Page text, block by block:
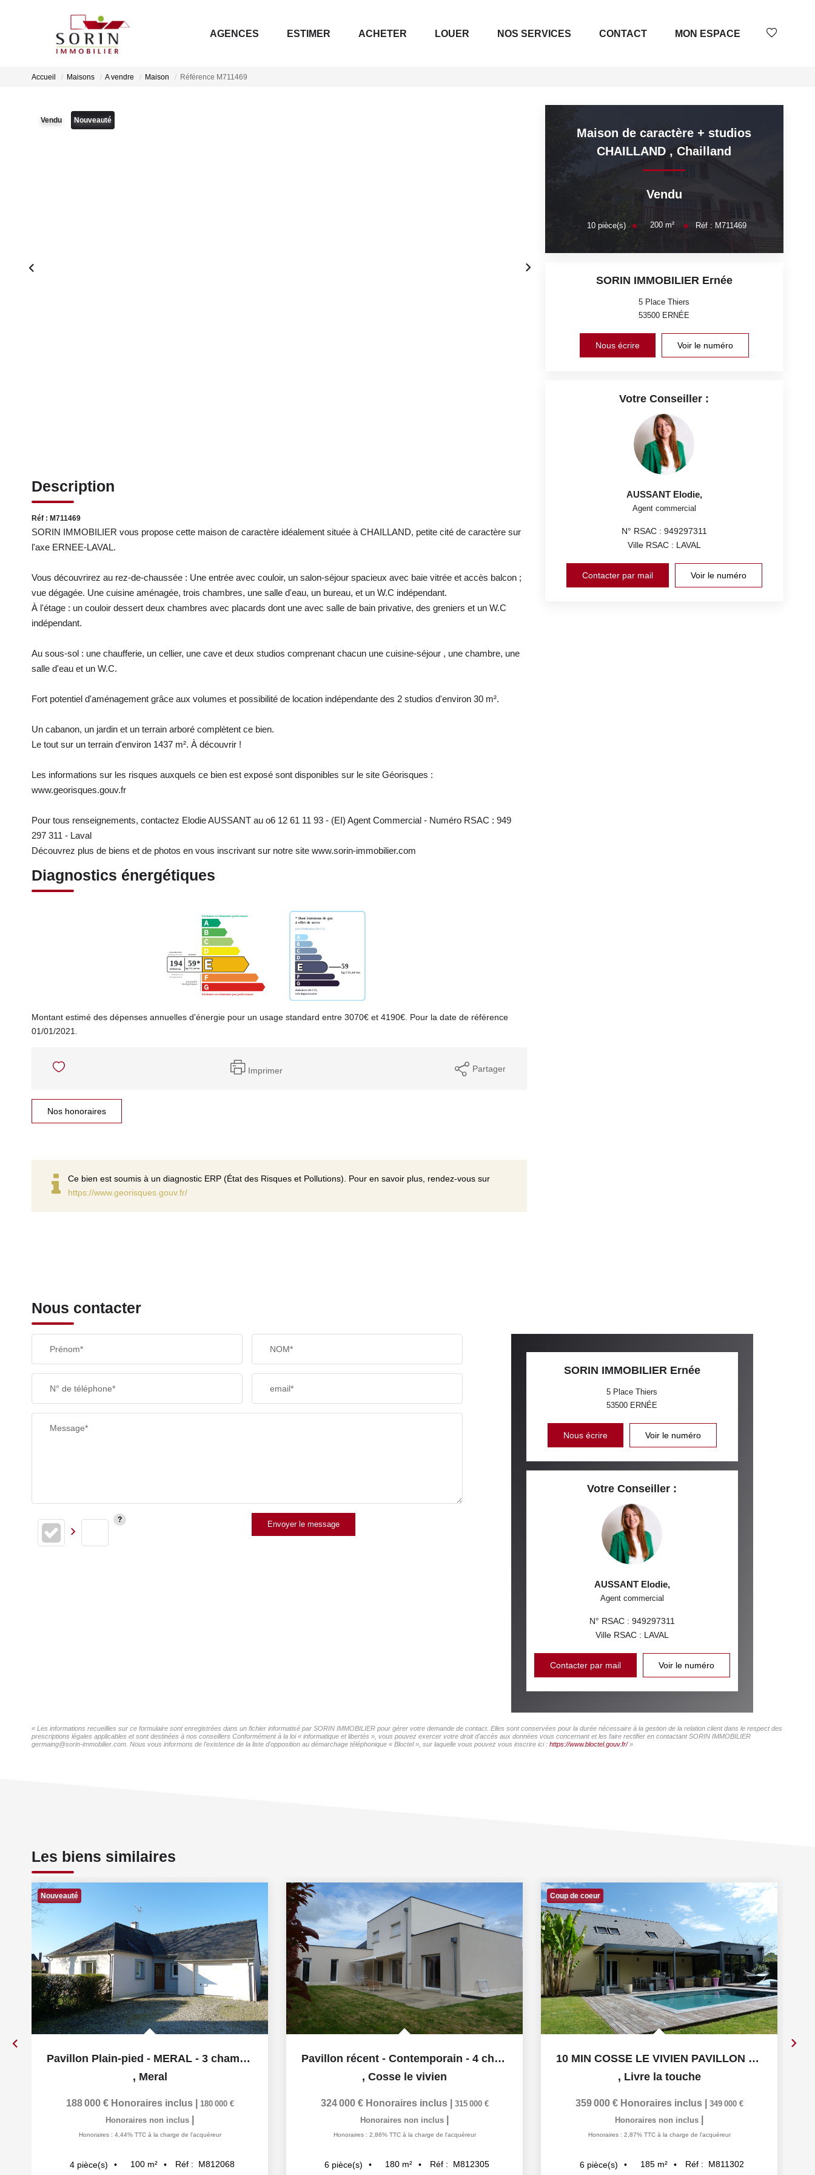
AGENCES ESTIMER ACHETER LOUER NOS SERVICES CONTACT MON ESPACE
Accueil Maisons A vendre Maison Référence M711469
Vendu Nouveauté
Description
Réf : M711469
SORIN IMMOBILIER vous propose cette maison de caractère idéalement située à CHAILLAND, petite cité de caractère sur
l'axe ERNEE-LAVAL.
Vous découvrirez au rez-de-chaussée : Une entrée avec couloir, un salon-séjour spacieux avec baie vitrée et accès balcon ;
vue dégagée. Une cuisine aménagée, trois chambres, une salle d'eau, un bureau, et un W.C indépendant.
À l'étage : un couloir dessert deux chambres avec placards dont une avec salle de bain privative, des greniers et un W.C
indépendant.
Au sous-sol : une chaufferie, un cellier, une cave et deux studios comprenant chacun une cuisine-séjour , une chambre, une
salle d'eau et un W.C.
Fort potentiel d'aménagement grâce aux volumes et possibilité de location indépendante des 2 studios d'environ 30 m².
Un cabanon, un jardin et un terrain arboré complètent ce bien.
Le tout sur un terrain d'environ 1437 m². À découvrir !
Les informations sur les risques auxquels ce bien est exposé sont disponibles sur le site Géorisques :
www.georisques.gouv.fr
Pour tous renseignements, contactez Elodie AUSSANT au o6 12 61 11 93 - (EI) Agent Commercial - Numéro RSAC : 949
297 311 - Laval
Découvrez plus de biens et de photos en vous inscrivant sur notre site www.sorin-immobilier.com
Diagnostics énergétiques
Montant estimé des dépenses annuelles d'énergie pour un usage standard entre 3070€ et 4190€. Pour la date de référence
01/01/2021.
Imprimer Partager
Nos honoraires
Ce bien est soumis à un diagnostic ERP (État des Risques et Pollutions). Pour en savoir plus, rendez-vous sur
https://www.georisques.gouv.fr/
Maison de caractère + studios
CHAILLAND ,Chailland
Vendu
10 pièce(s) 200 m² Réf : M711469
SORIN IMMOBILIER Ernée
5 Place Thiers
53500 ERNÉE
Nous écrire Voir le numéro
Votre Conseiller :
AUSSANT Elodie,
Agent commercial
N° RSAC : 949297311
Ville RSAC : LAVAL
Contacter par mail Voir le numéro
Nous contacter
Prénom* NOM*
N° de téléphone* email*
Message*
Envoyer le message
SORIN IMMOBILIER Ernée
5 Place Thiers
53500 ERNÉE
Nous écrire Voir le numéro
Votre Conseiller :
AUSSANT Elodie,
Agent commercial
N° RSAC : 949297311
Ville RSAC : LAVAL
Contacter par mail Voir le numéro
« Les informations recueillies sur ce formulaire sont enregistrées dans un fichier informatisé par SORIN IMMOBILIER pour gérer votre demande de contact. Elles sont conservées pour la durée nécessaire à la gestion de la relation client dans le respect des
prescriptions légales applicables et sont destinées à nos conseillers Conformément à la loi « informatique et libertés », vous pouvez exercer votre droit d'accès aux données vous concernant et les faire rectifier en contactant SORIN IMMOBILIER
germaing@sorin-immobilier.com. Nous vous informons de l'existence de la liste d'opposition au démarchage téléphonique « Bloctel », sur laquelle vous pouvez vous inscrire ici : https://www.bloctel.gouv.fr/»
Les biens similaires
Nouveauté
Pavillon Plain-pied - MERAL - 3 chambres
, Meral
188 000 € Honoraires inclus
180 000 €
Honoraires non inclus
Honoraires : 4,44% TTC à la charge de l'acquéreur
4 pièce(s) 100 m² Réf : M812068
Pavillon récent - Contemporain - 4 chambres
, Cosse le vivien
324 000 € Honoraires inclus
315 000 €
Honoraires non inclus
Honoraires : 2,86% TTC à la charge de l'acquéreur
6 pièce(s) 180 m² Réf : M812305
Coup de coeur
10 MIN COSSE LE VIVIEN PAVILLON 4 CHAMBRES AVEC PISCINE
, Livre la touche
359 000 € Honoraires inclus
349 000 €
Honoraires non inclus
Honoraires : 2,87% TTC à la charge de l'acquéreur
6 pièce(s) 185 m² Réf : M811302